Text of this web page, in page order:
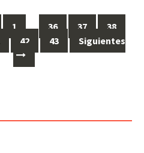
1 … 36 37
38
42 43 Siguientes